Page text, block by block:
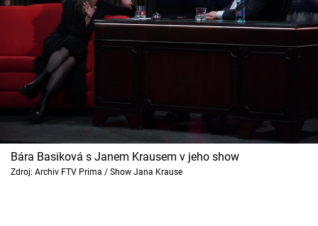
Bára Basiková s Janem Krausem v jeho show
Zdroj: Archiv FTV Prima / Show Jana Krause